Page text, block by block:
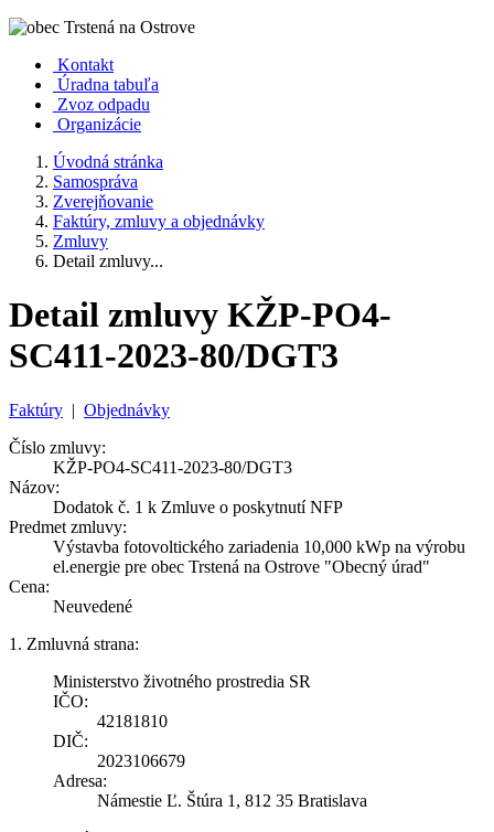
Kontakt
Úradna tabuľa
Zvoz odpadu
Organizácie
Úvodná stránka
Samospráva
Zverejňovanie
Faktúry, zmluvy a objednávky
Zmluvy
Detail zmluvy...
Detail zmluvy KŽP-PO4-
SC411-2023-80/DGT3
Faktúry | Objednávky
Číslo zmluvy:
KŽP-PO4-SC411-2023-80/DGT3
Názov:
Dodatok č. 1 k Zmluve o poskytnutí NFP
Predmet zmluvy:
Výstavba fotovoltického zariadenia 10,000 kWp na výrobu
el.energie pre obec Trstená na Ostrove "Obecný úrad"
Cena:
Neuvedené
1. Zmluvná strana:
Ministerstvo životného prostredia SR
IČO:
42181810
DIČ:
2023106679
Adresa:
Námestie Ľ. Štúra 1, 812 35 Bratislava